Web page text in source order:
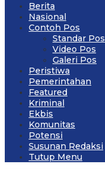
Berita
Nasional
Contoh Pos
Standar Pos
Video Pos
Galeri Pos
Peristiwa
Pemerintahan
Featured
Kriminal
Ekbis
Komunitas
Potensi
Susunan Redaksi
Tutup Menu